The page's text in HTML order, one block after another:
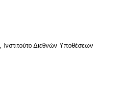
Διεθνών Υποθέσεων